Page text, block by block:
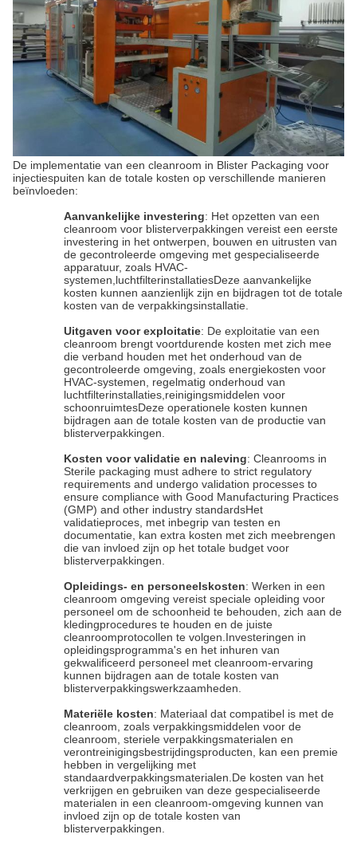
De implementatie van een cleanroom in Blister Packaging voor
injectiespuiten kan de totale kosten op verschillende manieren
beïnvloeden:
Aanvankelijke investering: Het opzetten van een
cleanroom voor blisterverpakkingen vereist een eerste
investering in het ontwerpen, bouwen en uitrusten van
de gecontroleerde omgeving met gespecialiseerde
apparatuur, zoals HVAC-
systemen,luchtfilterinstallatiesDeze aanvankelijke
kosten kunnen aanzienlijk zijn en bijdragen tot de totale
kosten van de verpakkingsinstallatie.
Uitgaven voor exploitatie: De exploitatie van een
cleanroom brengt voortdurende kosten met zich mee
die verband houden met het onderhoud van de
gecontroleerde omgeving, zoals energiekosten voor
HVAC-systemen, regelmatig onderhoud van
luchtfilterinstallaties,reinigingsmiddelen voor
schoonruimtesDeze operationele kosten kunnen
bijdragen aan de totale kosten van de productie van
blisterverpakkingen.
Kosten voor validatie en naleving: Cleanrooms in
Sterile packaging must adhere to strict regulatory
requirements and undergo validation processes to
ensure compliance with Good Manufacturing Practices
(GMP) and other industry standardsHet
validatieproces, met inbegrip van testen en
documentatie, kan extra kosten met zich meebrengen
die van invloed zijn op het totale budget voor
blisterverpakkingen.
Opleidings- en personeelskosten: Werken in een
cleanroom omgeving vereist speciale opleiding voor
personeel om de schoonheid te behouden, zich aan de
kledingprocedures te houden en de juiste
cleanroomprotocollen te volgen.Investeringen in
opleidingsprogramma's en het inhuren van
gekwalificeerd personeel met cleanroom-ervaring
kunnen bijdragen aan de totale kosten van
blisterverpakkingswerkzaamheden.
Materiële kosten: Materiaal dat compatibel is met de
cleanroom, zoals verpakkingsmiddelen voor de
cleanroom, steriele verpakkingsmaterialen en
verontreinigingsbestrijdingsproducten, kan een premie
hebben in vergelijking met
standaardverpakkingsmaterialen.De kosten van het
verkrijgen en gebruiken van deze gespecialiseerde
materialen in een cleanroom-omgeving kunnen van
invloed zijn op de totale kosten van
blisterverpakkingen.